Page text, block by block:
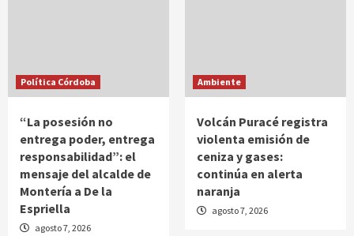
Política Córdoba
“La posesión no
entrega poder, entrega
responsabilidad”: el
mensaje del alcalde de
Montería a De la
Espriella
agosto 7, 2026
Ambiente
Volcán Puracé registra
violenta emisión de
ceniza y gases:
continúa en alerta
naranja
agosto 7, 2026